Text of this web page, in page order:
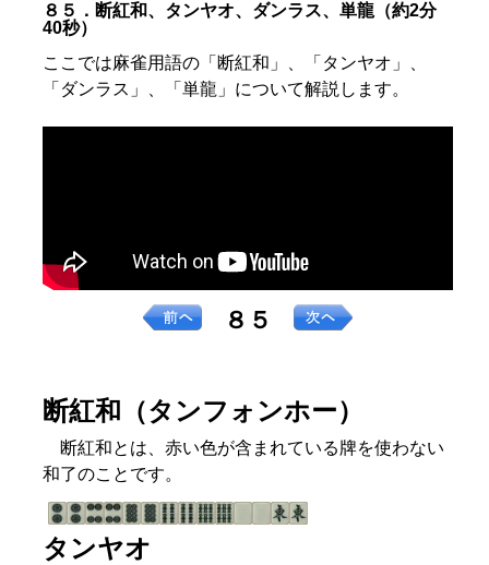
８５．断紅和、タンヤオ、ダンラス、単龍（約2分
40秒）
ここでは麻雀用語の「断紅和」、「タンヤオ」、
「ダンラス」、「単龍」について解説します。
８５
断紅和（タンフォンホー）
断紅和とは、赤い色が含まれている牌を使わない
和了のことです。
タンヤオ